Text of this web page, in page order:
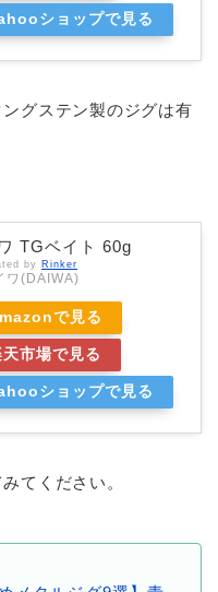
ショップで見る
グステン製のジグは有
TGベイト 60g
by Rinker
ワ(DAIWA)
で見る
天市場で見る
ショップで見る
てください。